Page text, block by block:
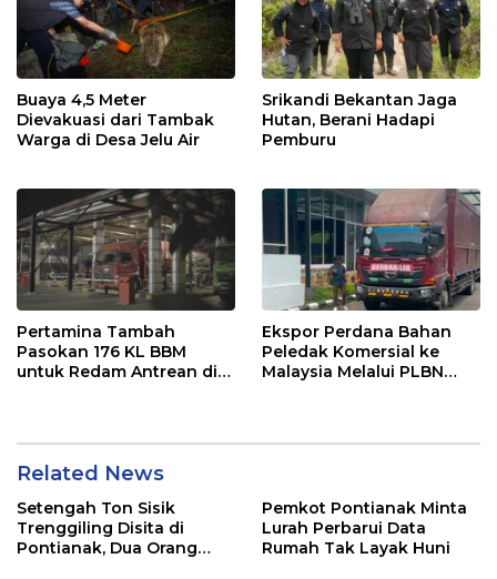
Buaya 4,5 Meter
Dievakuasi dari Tambak
Warga di Desa Jelu Air
Srikandi Bekantan Jaga
Hutan, Berani Hadapi
Pemburu
Pertamina Tambah
Pasokan 176 KL BBM
untuk Redam Antrean di
Ekspor Perdana Bahan
Peledak Komersial ke
Malaysia Melalui PLBN
Related News
Setengah Ton Sisik
Trenggiling Disita di
Pontianak, Dua Orang
Pemkot Pontianak Minta
Lurah Perbarui Data
Rumah Tak Layak Huni